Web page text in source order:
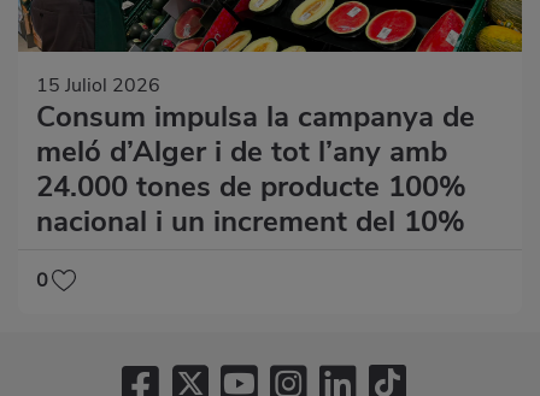
15 Juliol 2026
Consum impulsa la campanya de
meló d’Alger i de tot l’any amb
24.000 tones de producte 100%
nacional i un increment del 10%
0